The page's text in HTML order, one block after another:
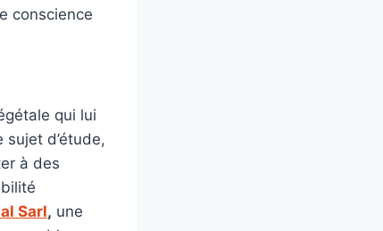
conscience
qui lui
sujet d’étude,
à des
Sarl, une